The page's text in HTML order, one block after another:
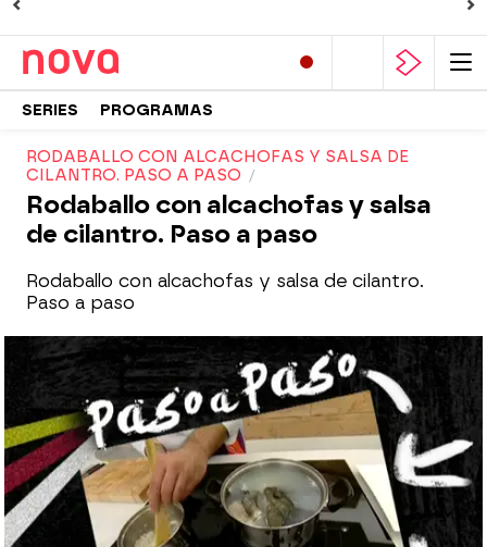
SERIES PROGRAMAS
RODABALLO CON ALCACHOFAS Y SALSA DE
CILANTRO. PASO A PASO
Rodaballo con alcachofas y salsa
de cilantro. Paso a paso
Rodaballo con alcachofas y salsa de cilantro.
Paso a paso
Nova